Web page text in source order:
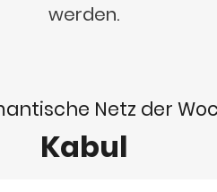
werden.
Netz der
Kabul